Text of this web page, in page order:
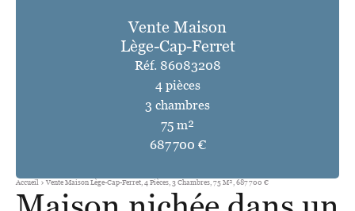
Vente Maison
Lège-Cap-Ferret
Réf. 86083208
4 pièces
3 chambres
75 m²
687 700 €
Accueil Vente Maison Lège-Cap-Ferret, 4 Pièces, 3 Chambres, 75 M², 687 700 €